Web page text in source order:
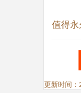
值得
技
更新时间